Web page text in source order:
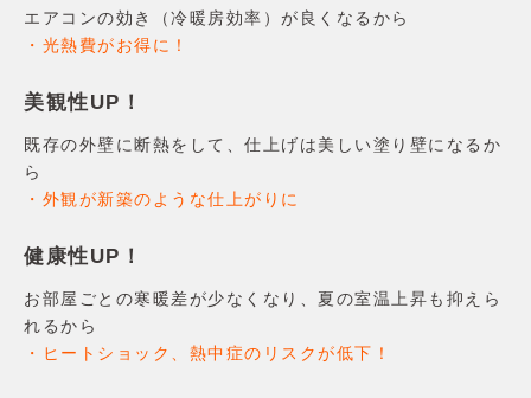
よくあるご質問
お問合せ
エアコンの効き（冷暖房効率）が良くなるから
・光熱費がお得に！
美観性UP！
既存の外壁に断熱をして、仕上げは美しい塗り壁になるか
ら
・外観が新築のような仕上がりに
健康性UP！
お部屋ごとの寒暖差が少なくなり、夏の室温上昇も抑えら
れるから
・ヒートショック、熱中症のリスクが低下！